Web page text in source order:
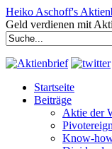
Heiko Aschoff's
Geld verdienen mit
Search
for:
Startseite
Beiträge
Aktie der
Know-